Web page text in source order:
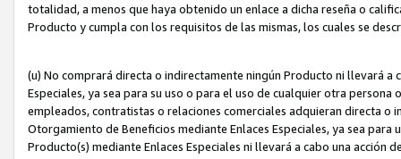
totalidad, a menos que haya obtenido un enlace a dicha reseña o
Producto y cumpla con los requisitos de las mismas, los cuales se
(u) No comprará directa o indirectamente ningún Producto ni llevará a
Especiales, ya sea para su uso o para el uso de cualquier otra
empleados, contratistas o relaciones comerciales adquieran directa o
Otorgamiento de Beneficios mediante Enlaces Especiales, ya sea
Producto(s) mediante Enlaces Especiales ni llevará a cabo una